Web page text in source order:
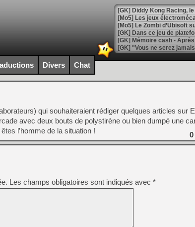
[GK] Diddy Kong Racing,
[Mo5] Les jeux
[Mo5] Le Zombi d’Ubisoft
[GK] Dans ce jeu de
[GK] Mémoire cash -
[GK] "Vous ne serez
[Mo5] Changeable
[GK] Des bugs de Super
[LS] [Switch] NSP Auto
[GK] La saga horrifique
[GK] Le portage de Super
[Mo5] Le jeu de course
[GK] Guillermo del Toro
[LTF] Eté 2026 - Séquence 6
[GK] Mistfall Hunter : déjà
[GK] Wo Long 2 évolue
[GK] Crossfire : un TPS à
[LS] [PS5] Premiers
Divers Chat
qui souhaiteraient rédiger quelques articles sur
avec deux bouts de polystirène ou bien dumpé une
l’homme de la situation !
0
Les champs obligatoires sont indiqués avec *